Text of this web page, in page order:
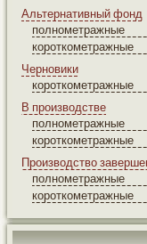
Альтернативный фонд
полнометражные
короткометражные
Черновики
короткометражные
В производстве
полнометражные
короткометражные
Производство
полнометражные
короткометражные